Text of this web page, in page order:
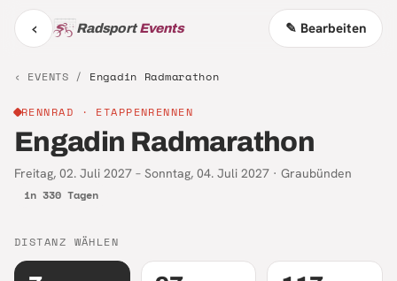
‹ RadsportEvents ✎ Bearbeiten
‹ EVENTS / Engadin Radmarathon
RENNRAD · ETAPPENRENNEN
Engadin Radmarathon
Freitag, 02. Juli 2027 – Sonntag, 04. Juli 2027 · Graubünden
in 330 Tagen
DISTANZ WÄHLEN